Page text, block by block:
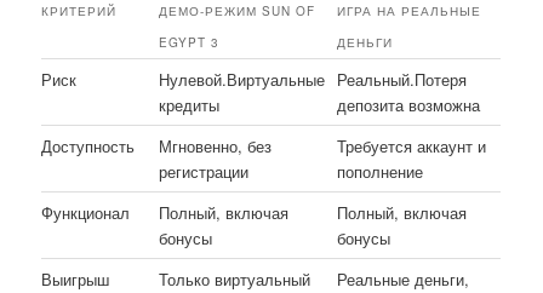
КРИТЕРИЙ
ДЕМО-РЕЖИМ SUN OF
EGYPT 3
ИГРА НА РЕАЛЬНЫЕ
ДЕНЬГИ
Риск
Нулевой.Виртуальные
кредиты
Реальный.Потеря
депозита возможна
Доступность
Мгновенно, без
регистрации
Требуется аккаунт и
пополнение
Функционал
Полный, включая
бонусы
Полный, включая
бонусы
Выигрыш
Только виртуальный
Реальные деньги,